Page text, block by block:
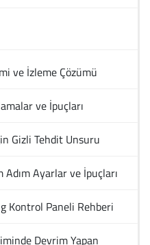
ve İzleme Çözümü
ve İpuçları
Gizli Tehdit Unsuru
Ayarlar ve İpuçları
Kontrol Paneli Rehberi
Devrim Yapan